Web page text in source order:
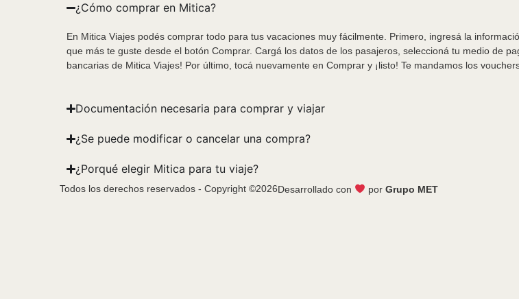
¿Cómo comprar en Mitica?
En Mitica Viajes podés comprar todo para tus vacaciones muy fácilmente. Primero, ingresá la
que más te guste desde el botón Comprar. Cargá los datos de los pasajeros, seleccioná tu medio de
bancarias de Mitica Viajes! Por último, tocá nuevamente en Comprar y ¡listo! Te mandamos los
Documentación necesaria para comprar y viajar
¿Se puede modificar o cancelar una compra?
¿Porqué elegir Mitica para tu viaje?
Todos los derechos reservados - Copyright ©2026Desarrollado con por Grupo MET